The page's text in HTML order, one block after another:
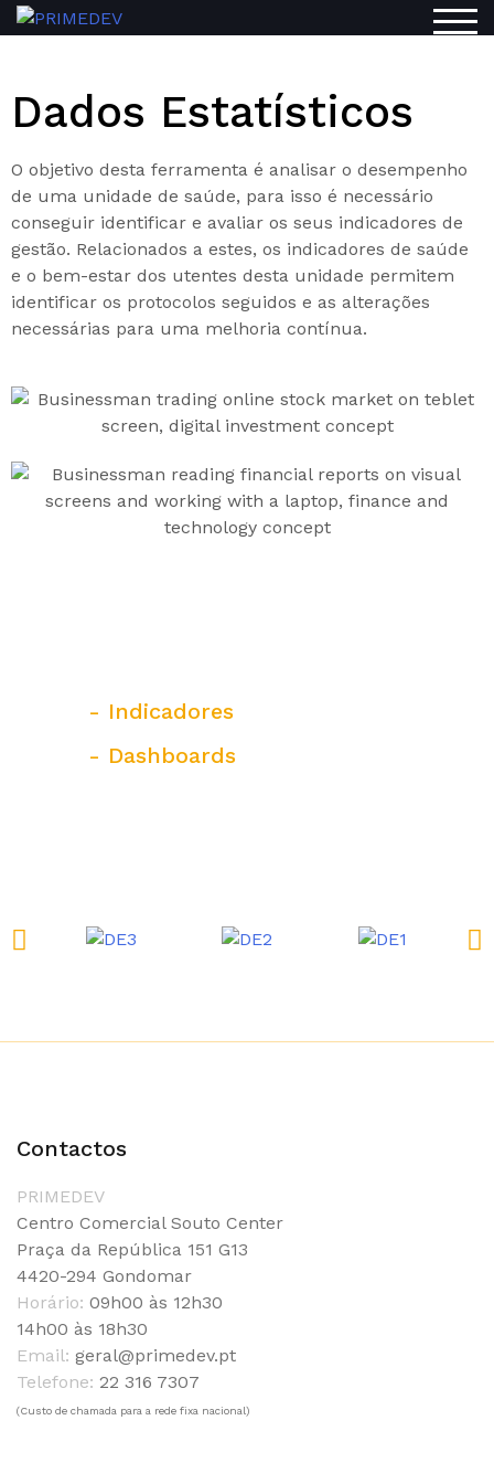
Dados Estatísticos
O objetivo desta ferramenta é analisar o desempenho
de uma unidade de saúde, para isso é necessário
conseguir identificar e avaliar os seus indicadores de
gestão. Relacionados a estes, os indicadores de saúde
e o bem-estar dos utentes desta unidade permitem
identificar os protocolos seguidos e as alterações
necessárias para uma melhoria contínua.
- Indicadores
- Dashboards
Contactos
PRIMEDEV
Centro Comercial Souto Center
Praça da República 151 G13
4420-294 Gondomar
Horário: 09h00 às 12h30
14h00 às 18h30
Email: geral@primedev.pt
Telefone: 22 316 7307
(Custo de chamada para a rede fixa nacional)